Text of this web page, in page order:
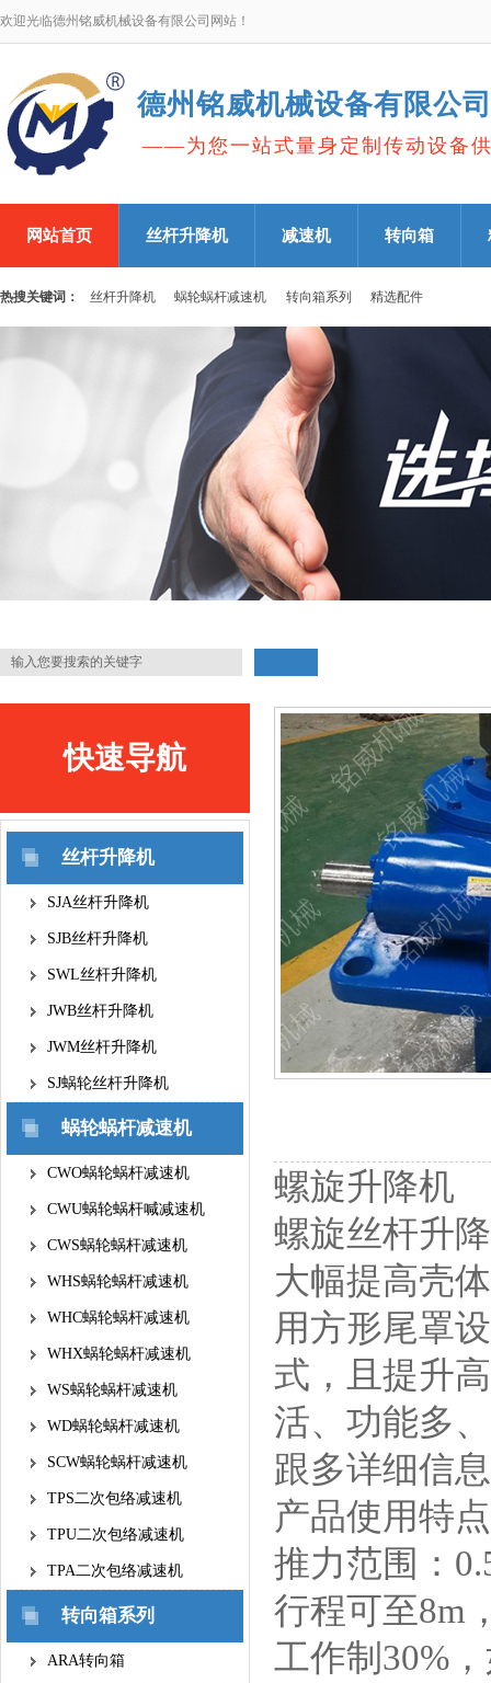
欢迎光临德州铭威机械设备有限公司网站！
德州铭威机械设备有限公司
——为您一站式量身定制传动设备
网站首页 丝杆升降机 减速机 转向箱
热搜关键词： 丝杆升降机 蜗轮蜗杆减速机 转向箱系列 精选配件
螺旋升降机
螺旋丝杆升
大幅提高壳
用方形尾罩
式，且提升
活、功能多
跟多详细信
产品使用特
推力范围：
行程可至8m
工作制30%
快速导航
QUICK NAVIGATION
丝杆升降机
SJA丝杆升降机
SJB丝杆升降机
SWL丝杆升降机
JWB丝杆升降机
JWM丝杆升降机
SJ蜗轮丝杆升降机
蜗轮蜗杆减速机
CWO蜗轮蜗杆减速机
CWU蜗轮蜗杆喊减速机
CWS蜗轮蜗杆减速机
WHS蜗轮蜗杆减速机
WHC蜗轮蜗杆减速机
WHX蜗轮蜗杆减速机
WS蜗轮蜗杆减速机
WD蜗轮蜗杆减速机
SCW蜗轮蜗杆减速机
TPS二次包络减速机
TPU二次包络减速机
TPA二次包络减速机
转向箱系列
ARA转向箱